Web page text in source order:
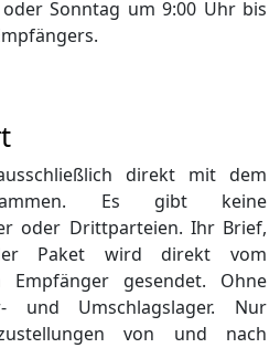
direkt mit dem
Es gibt keine
oder Drittparteien. Ihr Brief,
Paket wird direkt vom
Empfänger gesendet. Ohne
und Umschlagslager. Nur
von und nach
Sonntag um 9:00 Uhr bis